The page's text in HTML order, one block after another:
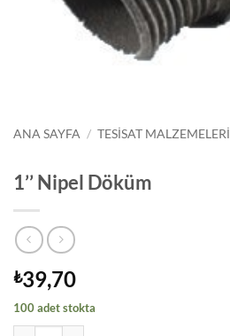
ANA SAYFA / TESISAT MALZEMELERI
1’’ Nipel Döküm
₺39,70
100 adet stokta